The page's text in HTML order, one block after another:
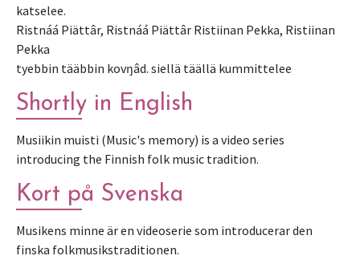
katselee.
Ristnáá Piättâr, Ristnáá Piättâr Ristiinan Pekka, Ristiinan
Pekka
tyebbin tääbbin kovŋâd. siellä täällä kummittelee
Shortly in English
Musiikin muisti (Music's memory) is a video series
introducing the Finnish folk music tradition.
Kort på Svenska
Musikens minne är en videoserie som introducerar den
finska folkmusikstraditionen.